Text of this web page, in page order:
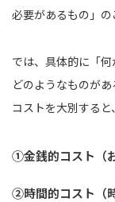
必要があるもの」の
では、具体的に「
どのようなものがあ
コストを大別すると
①金銭的コスト（お
②時間的コスト（時